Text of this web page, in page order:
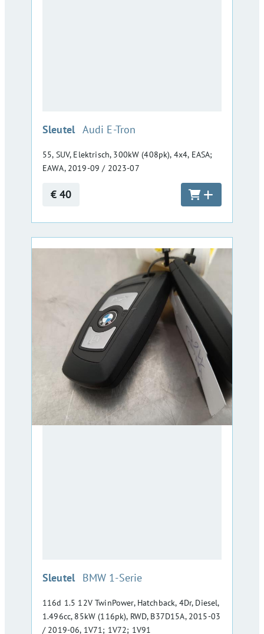
Sleutel :Audi E-Tron
55, SUV, Elektrisch, 300kW (408pk), 4x4, EASA;
EAWA, 2019-09 / 2023-07
€ 40
Sleutel :BMW 1-Serie
116d 1.5 12V TwinPower, Hatchback, 4Dr, Diesel,
1.496cc, 85kW (116pk), RWD, B37D15A, 2015-03
/ 2019-06, 1V71; 1V72; 1V91